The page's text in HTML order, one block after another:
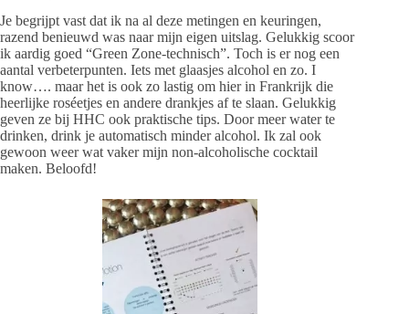
Je begrijpt vast dat ik na al deze metingen en keuringen,
razend benieuwd was naar mijn eigen uitslag. Gelukkig scoor
ik aardig goed “Green Zone-technisch”. Toch is er nog een
aantal verbeterpunten. Iets met glaasjes alcohol en zo. I
know…. maar het is ook zo lastig om hier in Frankrijk die
heerlijke roséetjes en andere drankjes af te slaan. Gelukkig
geven ze bij HHC ook praktische tips. Door meer water te
drinken, drink je automatisch minder alcohol. Ik zal ook
gewoon weer wat vaker mijn non-alcoholische cocktail
maken. Beloofd!